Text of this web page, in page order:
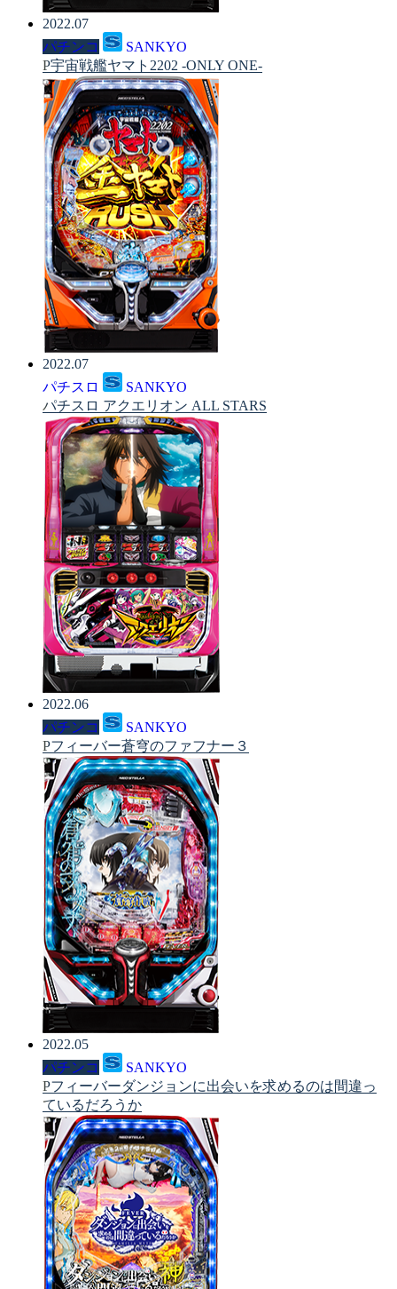
2022.07
パチンコ
SANKYO
P宇宙戦艦ヤマト2202 -ONLY ONE-
2022.07
パチスロ
SANKYO
パチスロ アクエリオン ALL STARS
2022.06
パチンコ
SANKYO
Pフィーバー蒼穹のファフナー３
2022.05
パチンコ
SANKYO
Pフィーバーダンジョンに出会いを求めるのは間違っ
ているだろうか